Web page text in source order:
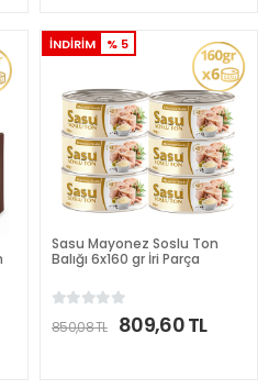
İNDİRİM % 5
Sasu Mayonez Soslu Ton
Balığı 6x160 gr İri Parça
850,08 TL 809,60 TL